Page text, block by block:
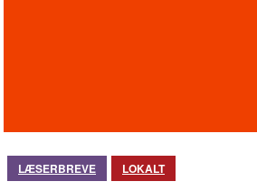
LÆSERBREVE LOKALT